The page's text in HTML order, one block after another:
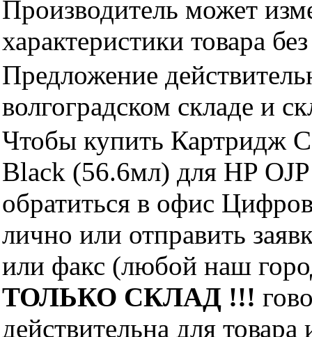
Производитель может
характеристики товара
Предложение
волгоградском складе и
Чтобы купить Картридж
Black (56.6мл) для HP
обратиться в офис
лично или отправить
или факс (любой наш
ТОЛЬКО СКЛАД !!!
действительна для